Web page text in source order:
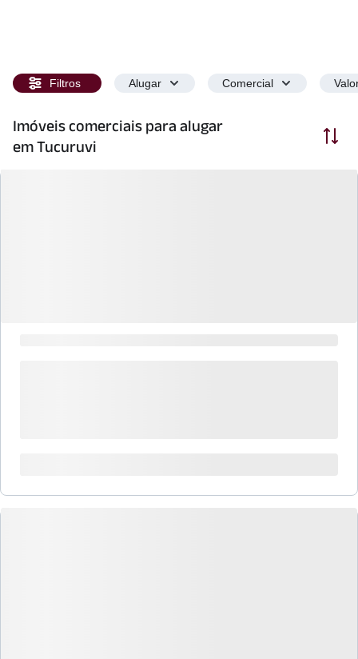
Filtros Alugar Comercial
Imóveis comerciais para alugar
em Tucuruvi
Ordenar